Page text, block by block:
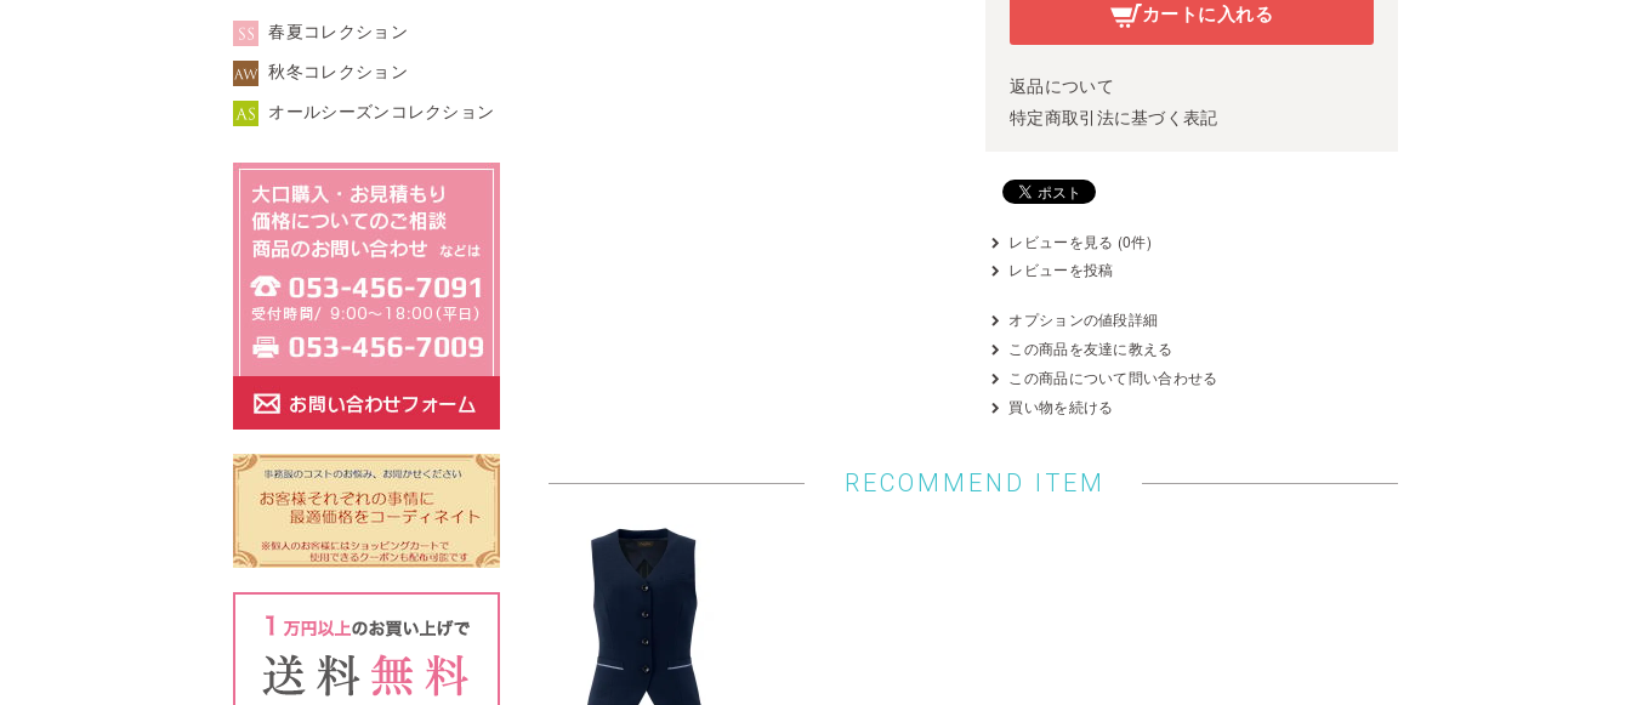
カートに入れる
返品について
特定商取引法に基づく表記
レビューを見る (0件)
レビューを投稿
オプションの値段詳細
この商品を友達に教える
この商品について問い合わせる
買い物を続ける
RECOMMEND ITEM
春夏コレクション
秋冬コレクション
オールシーズンコレクション